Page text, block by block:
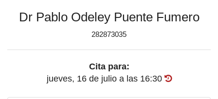
Dr Pablo Odeley Puente Fumero
282873035
Cita para:
jueves, 16 de julio a las 16:30